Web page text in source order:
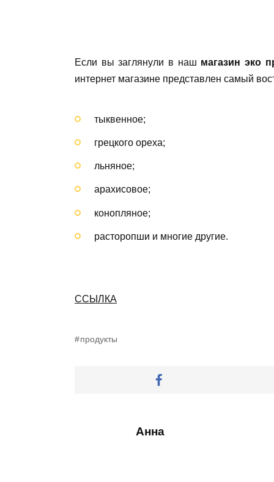
Если вы заглянули в наш магазин эко
интернет магазине представлен самый
тыквенное;
грецкого ореха;
льняное;
арахисовое;
конопляное;
расторопши и многие другие.
ССЫЛКА
продукты
Анна